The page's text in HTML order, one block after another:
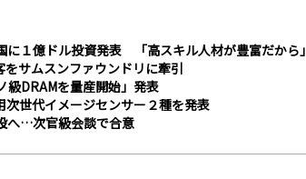
に１億ドル投資発表 「高スキル人材が豊富だから」
サムスンファウンドリに牽引
級DRAMを量産開始」発表
世代イメージセンサー２種を発表
へ…次官級会談で合意